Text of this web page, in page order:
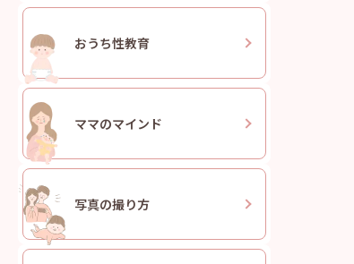
おうち性教育
ママのマインド
写真の撮り方